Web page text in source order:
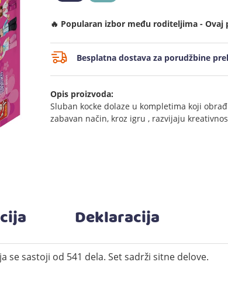
🔥 Popularan izbor među roditeljima -
Besplatna dostava za porudžbine
Opis proizvoda:
Sluban kocke dolaze u kompletima koji
zabavan način, kroz igru , razvijaju
Deklaracija
sastoji od 541 dela. Set sadrži sitne delove.